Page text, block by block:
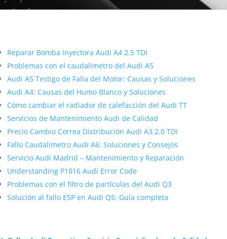
Reparar Bomba Inyectora Audi A4 2.5 TDI
Problemas con el caudalímetro del Audi A5
Audi A5 Testigo de Falla del Motor: Causas y Soluciones
Audi A4: Causas del Humo Blanco y Soluciones
Cómo cambiar el radiador de calefacción del Audi TT
Servicios de Mantenimiento Audi de Calidad
Precio Cambio Correa Distribución Audi A3 2.0 TDI
Fallo Caudalímetro Audi A6: Soluciones y Consejos
Servicio Audi Madrid – Mantenimiento y Reparación
Understanding P1016 Audi Error Code
Problemas con el filtro de partículas del Audi Q3
Solución al fallo ESP en Audi Q5: Guía completa